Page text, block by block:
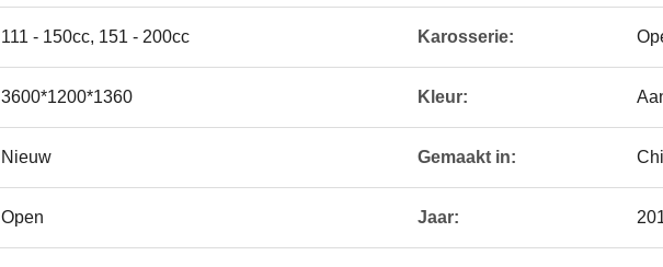
111 - 150cc, 151 - 200cc Karosserie:
3600*1200*1360 Kleur:
Nieuw Gemaakt in:
Open Jaar: